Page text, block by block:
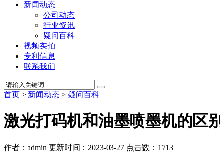
新闻动态
公司动态
行业资讯
疑问百科
视频实拍
专利信息
联系我们
首页 > 新闻动态 > 疑问百科
激光打码机和油墨喷墨机的区
作者：admin 更新时间：2023-03-27 点击数： 1713